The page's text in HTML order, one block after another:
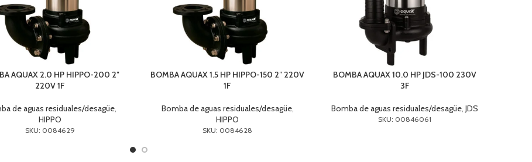
AQUAX 2.0 HP HIPPO-200 2″
220V 1F
de aguas residuales/desagüe,
HIPPO
SKU: 0084629
BOMBA AQUAX 1.5 HP HIPPO-150 2″ 220V
1F
Bomba de aguas residuales/desagüe,
HIPPO
SKU: 0084628
BOMBA AQUAX 10.0 HP JDS-100 230V
3F
Bomba de aguas residuales/desagüe, JDS
SKU: 00846061